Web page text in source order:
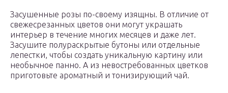
Засушенные розы по-своему изящны. В отличие от
свежесрезанных цветов они могут украшать
интерьер в течение многих месяцев и даже лет.
Засушите полураскрытые бутоны или отдельные
лепестки, чтобы создать уникальную картину или
необычное панно. А из невостребованных цветков
приготовьте ароматный и тонизирующий чай.